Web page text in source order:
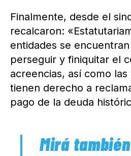
Finalmente, desde el
recalcaron:
entidades se
perseguir y finiquitar el
acreencias, así como
tienen derecho a
pago de la deuda